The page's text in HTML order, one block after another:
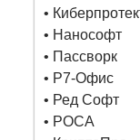
•
• Нанософт
• Пассворк
• Р7-Офис
• Ред Софт
• РОСА